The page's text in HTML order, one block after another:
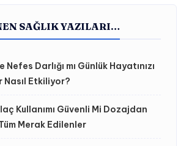
SAĞLIK YAZILARI…
Nefes Darlığı mı Günlük Hayatınızı
Nasıl Etkiliyor?
Kullanımı Güvenli Mi Dozajdan
Merak Edilenler